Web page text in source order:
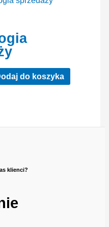
do koszyka
klienci?